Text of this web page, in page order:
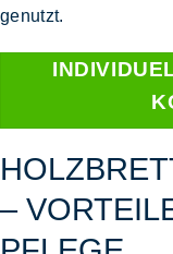
genutzt.
–